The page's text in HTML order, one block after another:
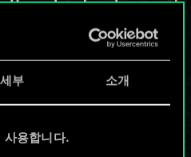
세부 소개
사용합니다.
진한
가지고
다!